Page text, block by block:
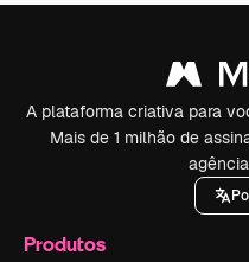
A plataforma criativa para
Mais de 1 milhão de
Produtos